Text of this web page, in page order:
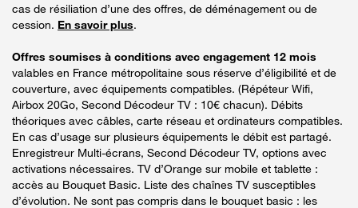
cas de résiliation d’une des offres, de déménagement ou de
cession. En savoir plus.
Offres soumises à conditions avec engagement 12 mois
valables en France métropolitaine sous réserve d’éligibilité et de
couverture, avec équipements compatibles. (Répéteur Wifi,
Airbox 20Go, Second Décodeur TV : 10€ chacun). Débits
théoriques avec câbles, carte réseau et ordinateurs compatibles.
En cas d’usage sur plusieurs équipements le débit est partagé.
Enregistreur Multi-écrans, Second Décodeur TV, options avec
activations nécessaires. TV d’Orange sur mobile et tablette :
accès au Bouquet Basic. Liste des chaînes TV susceptibles
d’évolution. Ne sont pas compris dans le bouquet basic : les